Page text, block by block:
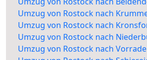
Umzug von Rostock nach
Umzug von Rostock nach
Umzug von Rostock nach
Umzug von Rostock nach Vorrade